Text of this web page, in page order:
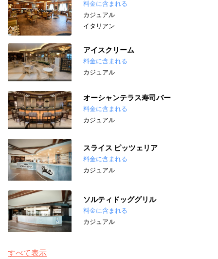
料金に含まれる
カジュアル
イタリアン
アイスクリーム
料金に含まれる
カジュアル
オーシャンテラス寿司バー
料金に含まれる
カジュアル
スライス ピッツェリア
料金に含まれる
カジュアル
ソルティドッググリル
料金に含まれる
カジュアル
すべて表示